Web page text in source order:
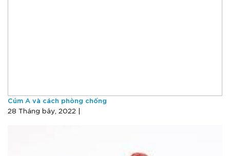
Cúm A và cách phòng chống
28 Tháng bảy, 2022 |